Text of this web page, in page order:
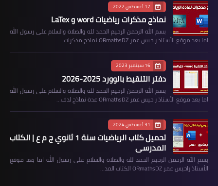
17 أغسطس 2022
نماذج مذكرات رياضيات word و LaTex
بسم الله الرحمن الرحيم الحمد لله والصلاة والسلام على رسول الله
اما بعد موقع الأستاذ راحيس عمر ORmathsDZ نماذج مذكرات…
16 سبتمبر 2023
دفتر التنقيط بالوورد 2025-2026
بسم الله الرحمن الرحيم الحمد لله والصلاة والسلام على رسول الله
اما بعد موقع الأستاذ راحيس عمر ORmathsDZ عدة نماذج لدف…
31 أغسطس 2024
تحميل كتاب الرياضيات سنة 1 ثانوي ج م ع | الكتاب
المدرسي
بسم الله الرحمن الرحيم الحمد لله والصلاة والسلام على رسول الله اما بعد موقع
الأستاذ راحيس عمر ORmathsDZ الكتاب المد…